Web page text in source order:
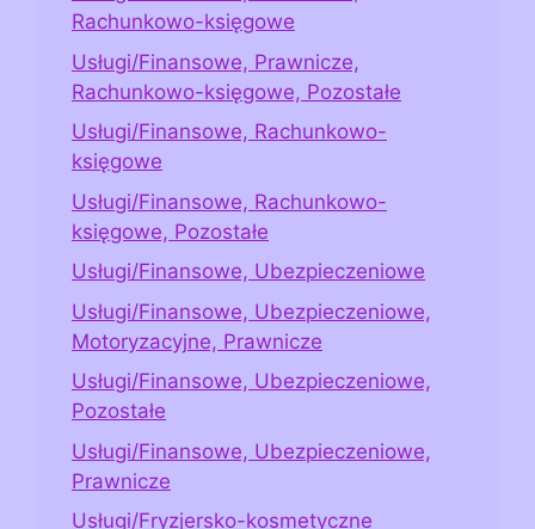
Rachunkowo-księgowe
Usługi/Finansowe, Prawnicze,
Rachunkowo-księgowe, Pozostałe
Usługi/Finansowe, Rachunkowo-
księgowe
Usługi/Finansowe, Rachunkowo-
księgowe, Pozostałe
Usługi/Finansowe, Ubezpieczeniowe
Usługi/Finansowe, Ubezpieczeniowe,
Motoryzacyjne, Prawnicze
Usługi/Finansowe, Ubezpieczeniowe,
Pozostałe
Usługi/Finansowe, Ubezpieczeniowe,
Prawnicze
Usługi/Fryzjersko-kosmetyczne